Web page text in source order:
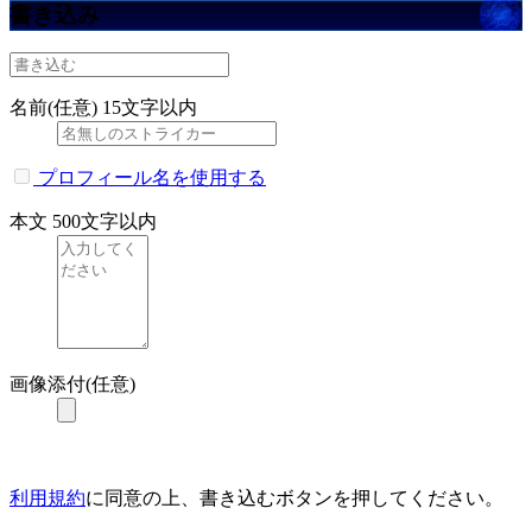
書き込み
名前(任意) 15文字以内
プロフィール名を使用する
本文 500文字以内
画像添付(任意)
利用規約に同意の上、書き込むボタンを押してください。